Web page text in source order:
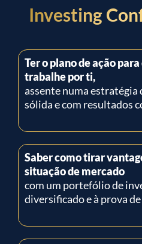
Investing
Ter o plano de ação
trabalhe por ti,
assente numa
sólida e com resultados
Saber como tirar
situação de mercado
com um portefólio de
diversificado e à prova